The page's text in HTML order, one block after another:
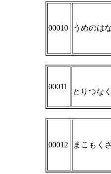
00010 うめのは
00011
とりつな
00012 まこもく